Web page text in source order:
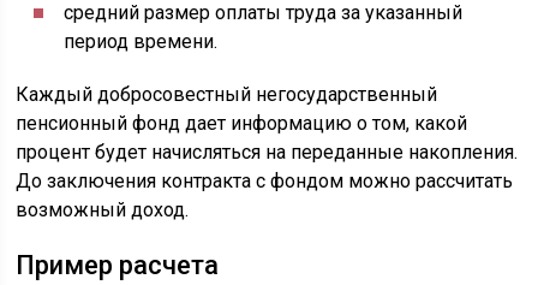
средний размер оплаты труда за указанный
период времени.
Каждый добросовестный негосударственный
пенсионный фонд дает информацию о том, какой
процент будет начисляться на переданные накопления.
До заключения контракта с фондом можно рассчитать
возможный доход.
Пример расчета